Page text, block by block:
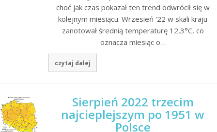
choć jak czas pokazał ten trend odwrócił się w
kolejnym miesiącu. Wrzesień '22 w skali kraju
zanotował średnią temperaturę 12,3°C, co
oznacza miesiąc o…
czytaj dalej
Sierpień 2022 trzecim
najcieplejszym po 1951 w
Polsce